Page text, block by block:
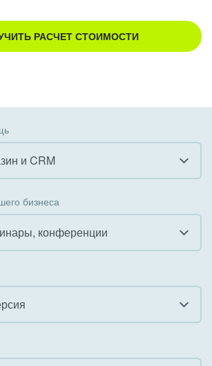
РАСЧЕТ СТОИМОСТИ
и CRM
и проектов
процессов
бизнеса
конференции
организации
услуги, ЖКХ